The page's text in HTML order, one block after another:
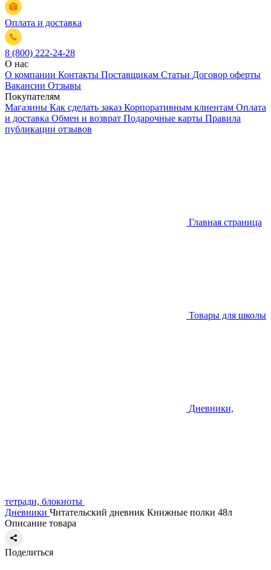
Оплата и доставка
8 (800) 222-24-28
О нас
О компании Контакты Поставщикам Статьи Договор оферты
Вакансии Отзывы
Покупателям
Магазины Как сделать заказ Корпоративным клиентам Оплата
и доставка Обмен и возврат Подарочные карты Правила
публикации отзывов
Главная страница
Товары для школы
Дневники,
тетради, блокноты
Дневники Читательский дневник Книжные полки 48л
Описание товара
Поделиться